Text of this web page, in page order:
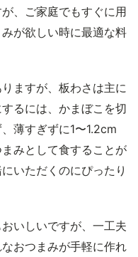
、ご家庭でもすぐに用
が欲しい時に最適な料
ますが、板わさは主に
るには、かまぼこを切
薄すぎずに1〜1.2cm
みとして食することが
いただくのにぴったり
いしいですが、一工夫
おつまみが手軽に作れ